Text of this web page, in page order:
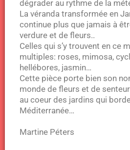
dégrader au rythme de la
La véranda transformée en
continue plus que jamais à
verdure et de fleurs..
Celles qui s’y trouvent en ce
multiples: roses, mimosa,
hellébores, jasmin…
Cette pièce porte bien son
monde de fleurs et de
au coeur des jardins qui
Méditerranée…
Martine Péters